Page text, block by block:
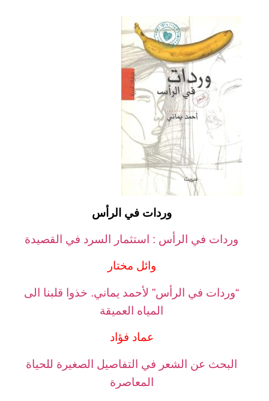
وردات في الرأس
وردات في الرأس : استثمار السرد في القصيدة
وائل مختار
“وردات في الرأس” لأحمد يماني. خذوا قلبنا الى
المياه العميقة
عماد فؤاد
البحث عن الشعر في التفاصيل الصغيرة للحياة
المعاصرة